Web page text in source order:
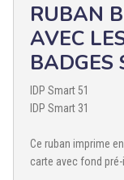
RUBAN
AVEC
BADGES
IDP Smart 51
IDP Smart 31
Ce ruban imprime
carte avec fond